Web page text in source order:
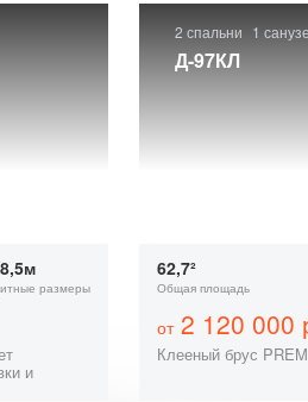
размеры
и
2 спальни 1
Д-97КЛ
62,7²
Общая площадь
от2 120 000
Клееный брус